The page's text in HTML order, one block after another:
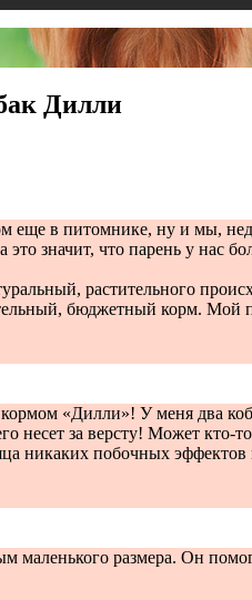
Дилли
еще в питомнике, ну и мы,
значит, что парень у нас
растительного
бюджетный корм. Мой
«Дилли»! У меня два
несет за версту! Может
никаких побочных эффектов
размера. Он